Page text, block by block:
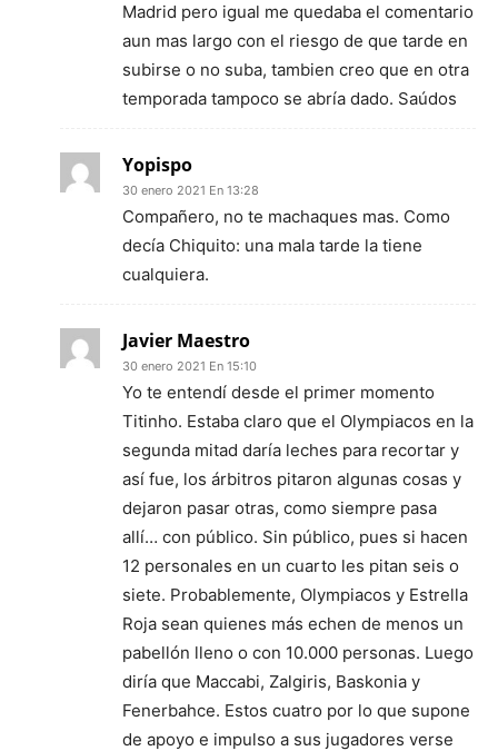
Madrid pero igual me quedaba el comentario
aun mas largo con el riesgo de que tarde en
subirse o no suba, tambien creo que en otra
temporada tampoco se abría dado. Saúdos
Yopispo
30 enero 2021 En 13:28
Compañero, no te machaques mas. Como
decía Chiquito: una mala tarde la tiene
cualquiera.
Javier Maestro
30 enero 2021 En 15:10
Yo te entendí desde el primer momento
Titinho. Estaba claro que el Olympiacos en la
segunda mitad daría leches para recortar y
así fue, los árbitros pitaron algunas cosas y
dejaron pasar otras, como siempre pasa
allí… con público. Sin público, pues si hacen
12 personales en un cuarto les pitan seis o
siete. Probablemente, Olympiacos y Estrella
Roja sean quienes más echen de menos un
pabellón lleno o con 10.000 personas. Luego
diría que Maccabi, Zalgiris, Baskonia y
Fenerbahce. Estos cuatro por lo que supone
de apoyo e impulso a sus jugadores verse